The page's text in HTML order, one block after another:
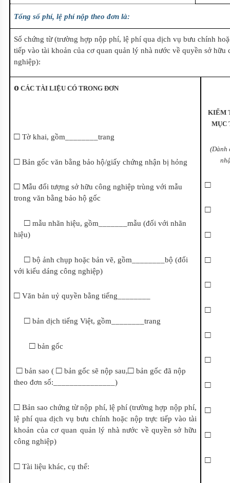
Tổng số phí, lệ phí nộp theo đơn là:
Số chứng từ (trường hợp nộpphí, lệ phí qua dịch vụ bưu chính
tiếp vào tài khoản của cơ quan quản lý nhà nước về quyền sở hữu
nghiệp):
o CÁC TÀI LIỆU CÓ TRONG ĐƠN
□ Tờ khai, gồm________trang
□ Bản gốc văn bằng bảo hộ/giấy chứng nhận bị hỏng
□ Mẫu đối tượng sở hữu công nghiệp trùng với mẫu
trong văn bằng bảo hộ gốc
□ mẫu nhãn hiệu, gồm_______mẫu (đối với nhãn
hiệu)
□ bộ ảnh chụp hoặc bản vẽ, gồm________bộ (đối
với kiểu dáng công nghiệp)
□ Văn bảnuỷ quyền bằng tiếng________
□ bản dịch tiếng Việt, gồm________trang
□ bản gốc
□ bản sao (□ bản gốc sẽ nộp sau,□ bản gốc đã nộp
theo đơn số:_______________)
□ Bản sao chứng từ nộp phí, lệ phí (trường hợp nộp phí,
lệ phí qua dịch vụ bưu chính hoặc nộp trực tiếp vào tài
khoản của cơ quan quản lý nhà nước về quyền sở hữu
công nghiệp)
□ Tài liệu khác, cụ thể:
KIỂM
MỤC
(Dành
□
□
□
□
□
□
□
□
□
□
□
□